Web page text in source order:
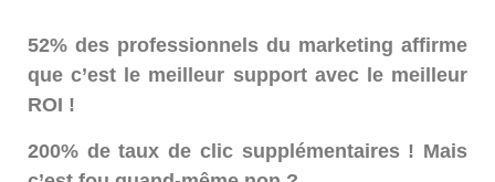
52% des professionnels du marketing affirme
que c’est le meilleur support avec le meilleur
ROI !
200% de taux de clic supplémentaires ! Mais